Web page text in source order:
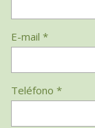
E-mail *
Teléfono *